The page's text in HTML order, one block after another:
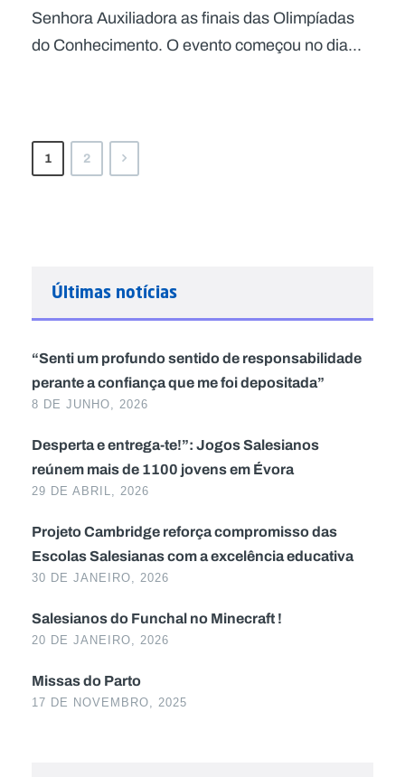
Senhora Auxiliadora as finais das Olimpíadas
do Conhecimento. O evento começou no dia...
1 2
Últimas notícias
“Senti um profundo sentido de responsabilidade
perante a confiança que me foi depositada”
8 DE JUNHO, 2026
Desperta e entrega-te!”: Jogos Salesianos
reúnem mais de 1100 jovens em Évora
29 DE ABRIL, 2026
Projeto Cambridge reforça compromisso das
Escolas Salesianas com a excelência educativa
30 DE JANEIRO, 2026
Salesianos do Funchal no Minecraft !
20 DE JANEIRO, 2026
Missas do Parto
17 DE NOVEMBRO, 2025